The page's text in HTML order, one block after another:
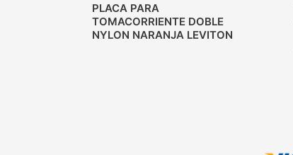
PLACA PARA
TOMACORRIENTE DOBLE
NYLON NARANJA LEVITON